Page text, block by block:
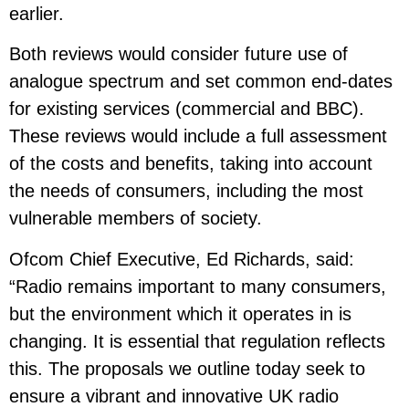
earlier.
Both reviews would consider future use of
analogue spectrum and set common end-dates
for existing services (commercial and BBC).
These reviews would include a full assessment
of the costs and benefits, taking into account
the needs of consumers, including the most
vulnerable members of society.
Ofcom Chief Executive, Ed Richards, said:
“Radio remains important to many consumers,
but the environment which it operates in is
changing. It is essential that regulation reflects
this. The proposals we outline today seek to
ensure a vibrant and innovative UK radio